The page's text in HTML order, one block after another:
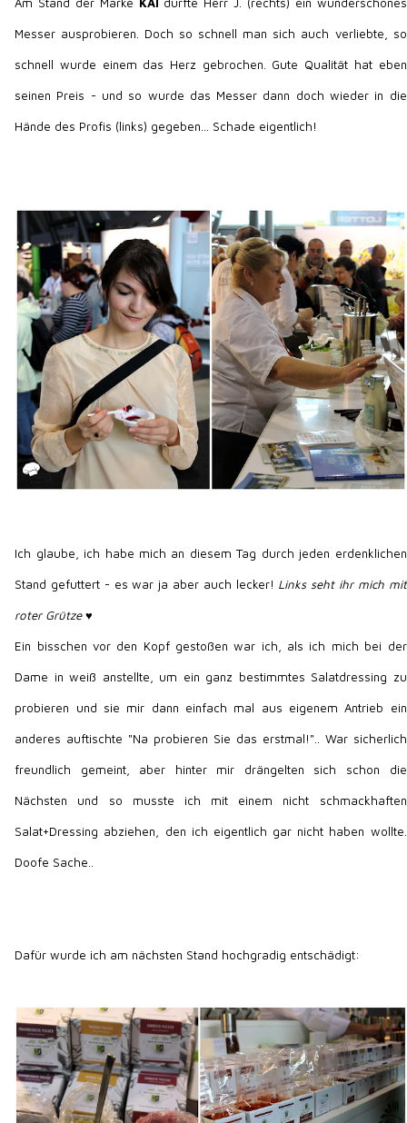
Am Stand der Marke KAI durfte Herr J. (rechts) ein wunderschönes
Messer ausprobieren. Doch so schnell man sich auch verliebte, so
schnell wurde einem das Herz gebrochen. Gute Qualität hat eben
seinen Preis - und so wurde das Messer dann doch wieder in die
Hände des Profis (links) gegeben... Schade eigentlich!
Ich glaube, ich habe mich an diesem Tag durch jeden erdenklichen
Stand gefuttert - es war ja aber auch lecker! Links seht ihr mich mit
roter Grütze ♥
Ein bisschen vor den Kopf gestoßen war ich, als ich mich bei der
Dame in weiß anstellte, um ein ganz bestimmtes Salatdressing zu
probieren und sie mir dann einfach mal aus eigenem Antrieb ein
anderes auftischte "Na probieren Sie das erstmal!".. War sicherlich
freundlich gemeint, aber hinter mir drängelten sich schon die
Nächsten und so musste ich mit einem nicht schmackhaften
Salat+Dressing abziehen, den ich eigentlich gar nicht haben wollte.
Doofe Sache..
Dafür wurde ich am nächsten Stand hochgradig entschädigt: